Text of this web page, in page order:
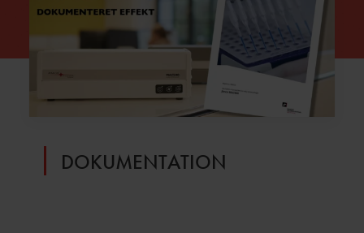
DOKUMENTATION